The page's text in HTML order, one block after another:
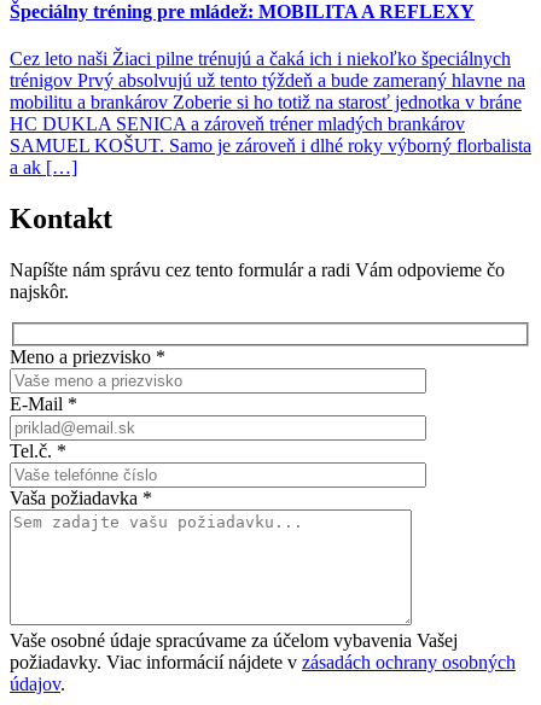
Špeciálny tréning pre mládež: MOBILITA A REFLEXY
Cez leto naši Žiaci pilne trénujú a čaká ich i niekoľko špeciálnych
trénigov Prvý absolvujú už tento týždeň a bude zameraný hlavne na
mobilitu a brankárov Zoberie si ho totiž na starosť jednotka v bráne
HC DUKLA SENICA a zároveň tréner mladých brankárov
SAMUEL KOŠUT. Samo je zároveň i dlhé roky výborný florbalista
a ak […]
Kontakt
Napíšte nám správu cez tento formulár a radi Vám odpovieme čo
najskôr.
Meno a priezvisko *
E-Mail *
Tel.č. *
Vaša požiadavka *
Vaše osobné údaje spracúvame za účelom vybavenia Vašej
požiadavky. Viac informácií nájdete v zásadách ochrany osobných
údajov.